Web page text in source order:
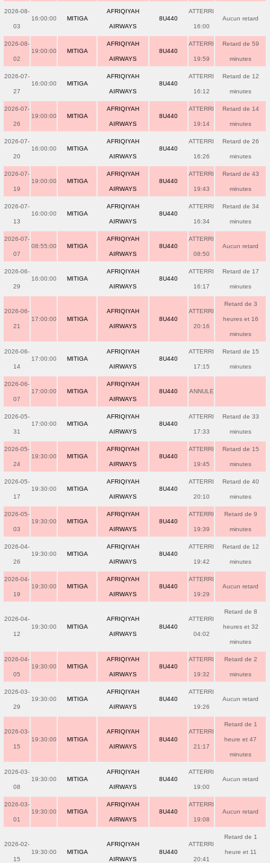
2026-08-
03
16:00:00 MITIGA
AFRIQIYAH
AIRWAYS
8U440
ATTERRI
16:00
Aucun retard
2026-08-
02
19:00:00 MITIGA
AFRIQIYAH
AIRWAYS
8U440
ATTERRI
19:59
Retard de 59
minutes
2026-07-
27
16:00:00 MITIGA
AFRIQIYAH
AIRWAYS
8U440
ATTERRI
16:12
Retard de 12
minutes
2026-07-
26
19:00:00 MITIGA
AFRIQIYAH
AIRWAYS
8U440
ATTERRI
19:14
Retard de 14
minutes
2026-07-
20
16:00:00 MITIGA
AFRIQIYAH
AIRWAYS
8U440
ATTERRI
16:26
Retard de 26
minutes
2026-07-
19
19:00:00 MITIGA
AFRIQIYAH
AIRWAYS
8U440
ATTERRI
19:43
Retard de 43
minutes
2026-07-
13
16:00:00 MITIGA
AFRIQIYAH
AIRWAYS
8U440
ATTERRI
16:34
Retard de 34
minutes
2026-07-
07
08:55:00 MITIGA
AFRIQIYAH
AIRWAYS
8U440
ATTERRI
08:50
Aucun retard
2026-06-
29
16:00:00 MITIGA
AFRIQIYAH
AIRWAYS
8U440
ATTERRI
16:17
Retard de 17
minutes
2026-06-
21
17:00:00 MITIGA
AFRIQIYAH
AIRWAYS
8U440
ATTERRI
20:16
Retard de 3
heures et 16
minutes
2026-06-
14
17:00:00 MITIGA
AFRIQIYAH
AIRWAYS
8U440
ATTERRI
17:15
Retard de 15
minutes
2026-06-
07
17:00:00 MITIGA
AFRIQIYAH
AIRWAYS
8U440 ANNULE
2026-05-
31
17:00:00 MITIGA
AFRIQIYAH
AIRWAYS
8U440
ATTERRI
17:33
Retard de 33
minutes
2026-05-
24
19:30:00 MITIGA
AFRIQIYAH
AIRWAYS
8U440
ATTERRI
19:45
Retard de 15
minutes
2026-05-
17
19:30:00 MITIGA
AFRIQIYAH
AIRWAYS
8U440
ATTERRI
20:10
Retard de 40
minutes
2026-05-
03
19:30:00 MITIGA
AFRIQIYAH
AIRWAYS
8U440
ATTERRI
19:39
Retard de 9
minutes
2026-04-
26
19:30:00 MITIGA
AFRIQIYAH
AIRWAYS
8U440
ATTERRI
19:42
Retard de 12
minutes
2026-04-
19
19:30:00 MITIGA
AFRIQIYAH
AIRWAYS
8U440
ATTERRI
19:29
Aucun retard
2026-04-
12
19:30:00 MITIGA
AFRIQIYAH
AIRWAYS
8U440
ATTERRI
04:02
Retard de 8
heures et 32
minutes
2026-04-
05
19:30:00 MITIGA
AFRIQIYAH
AIRWAYS
8U440
ATTERRI
19:32
Retard de 2
minutes
2026-03-
29
19:30:00 MITIGA
AFRIQIYAH
AIRWAYS
8U440
ATTERRI
19:26
Aucun retard
2026-03-
15
19:30:00 MITIGA
AFRIQIYAH
AIRWAYS
8U440
ATTERRI
21:17
Retard de 1
heure et 47
minutes
2026-03-
08
19:30:00 MITIGA
AFRIQIYAH
AIRWAYS
8U440
ATTERRI
19:00
Aucun retard
2026-03-
01
19:30:00 MITIGA
AFRIQIYAH
AIRWAYS
8U440
ATTERRI
19:08
Aucun retard
2026-02-
15
19:30:00 MITIGA
AFRIQIYAH
AIRWAYS
8U440
ATTERRI
20:41
Retard de 1
heure et 11